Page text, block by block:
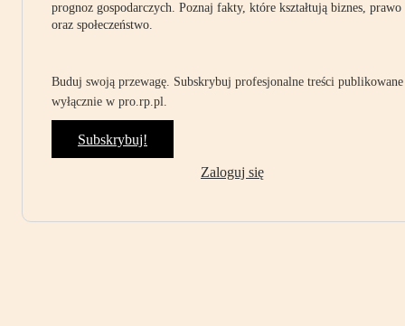
prognoz gospodarczych. Poznaj fakty, które kształtują biznes, prawo
oraz społeczeństwo.
Buduj swoją przewagę. Subskrybuj profesjonalne treści publikowane
wyłącznie w pro.rp.pl.
Subskrybuj!
Zaloguj się